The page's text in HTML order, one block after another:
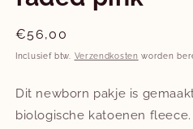
Normale
prijs
€56,00
Inclusief btw. Verzendkosten worden
Dit newborn pakje is
biologische katoenen